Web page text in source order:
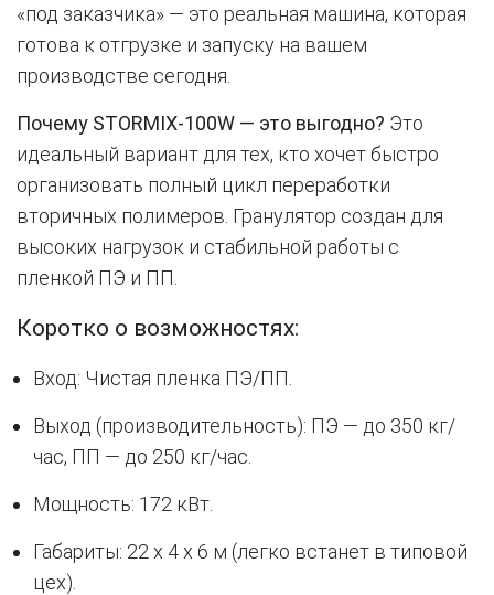
«под заказчика» — это реальная машина, которая
готова к отгрузке и запуску на вашем
производстве сегодня.
Почему STORMIX-100W — это выгодно? Это
идеальный вариант для тех, кто хочет быстро
организовать полный цикл переработки
вторичных полимеров. Гранулятор создан для
высоких нагрузок и стабильной работы с
пленкой ПЭ и ПП.
Коротко о возможностях:
Вход: Чистая пленка ПЭ/ПП.
Выход (производительность): ПЭ — до 350 кг/
час, ПП — до 250 кг/час.
Мощность: 172 кВт.
Габариты: 22 x 4 x 6 м (легко встанет в типовой
цех).